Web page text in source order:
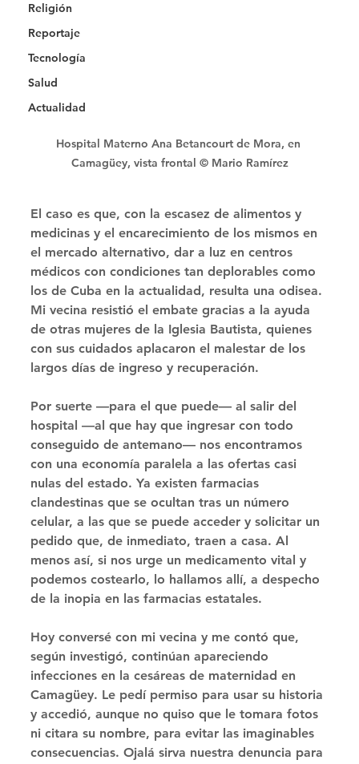
Religión
Reportaje
Tecnología
Salud
Actualidad
Hospital Materno Ana Betancourt de Mora, en
Camagüey, vista frontal © Mario Ramírez
El caso es que, con la escasez de alimentos y
medicinas y el encarecimiento de los mismos en
el mercado alternativo, dar a luz en centros
médicos con condiciones tan deplorables como
los de Cuba en la actualidad, resulta una odisea.
Mi vecina resistió el embate gracias a la ayuda
de otras mujeres de la Iglesia Bautista, quienes
con sus cuidados aplacaron el malestar de los
largos días de ingreso y recuperación.
Por suerte —para el que puede— al salir del
hospital —al que hay que ingresar con todo
conseguido de antemano— nos encontramos
con una economía paralela a las ofertas casi
nulas del estado. Ya existen farmacias
clandestinas que se ocultan tras un número
celular, a las que se puede acceder y solicitar un
pedido que, de inmediato, traen a casa. Al
menos así, si nos urge un medicamento vital y
podemos costearlo, lo hallamos allí, a despecho
de la inopia en las farmacias estatales.
Hoy conversé con mi vecina y me contó que,
según investigó, continúan apareciendo
infecciones en la cesáreas de maternidad en
Camagüey. Le pedí permiso para usar su historia
y accedió, aunque no quiso que le tomara fotos
ni citara su nombre, para evitar las imaginables
consecuencias. Ojalá sirva nuestra denuncia para